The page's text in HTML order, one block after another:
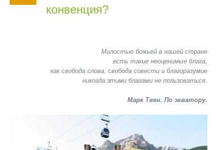
конвенция?
Милостью божьей в нашей стране
есть такие неоценимые блага,
как свобода слова, свобода совести и благоразумие
никогда этими благами не пользоваться.
Марк Твен. По экватору.